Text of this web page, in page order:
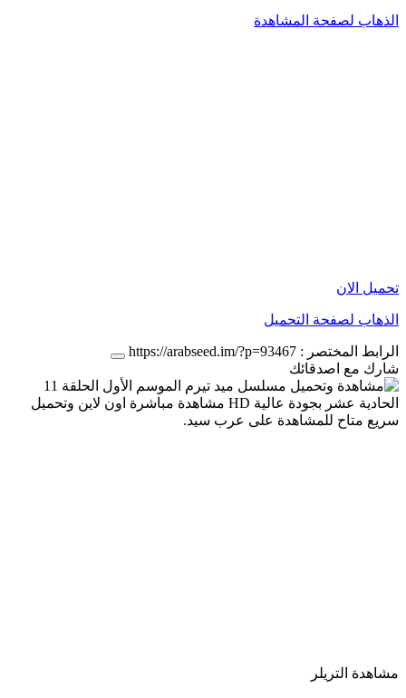
الذهاب لصفحة المشاهدة
تحميل الان
الذهاب لصفحة التحميل
الرابط المختصر : https://arabseed.im/?p=93467
شارك مع اصدقائك
مشاهدة التريلر